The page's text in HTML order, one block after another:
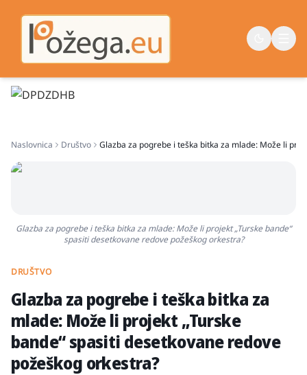
Vijesti
Život
Naslovnica Društvo Glazba za pogrebe i teška bitka za mlade: Može li
Glazba za pogrebe i teška bitka za mlade: Može li projekt „Turske bande“
spasiti desetkovane redove požeškog orkestra?
DRUŠTVO
Glazba za pogrebe i teška bitka za
mlade: Može li projekt „Turske
bande“ spasiti desetkovane redove
požeškog orkestra?